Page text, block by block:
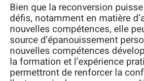
Bien que la reconversion
défis, notamment en matière
nouvelles compétences, elle
source d’épanouissement
nouvelles compétences
la formation et l’expérience
permettront de renforcer la